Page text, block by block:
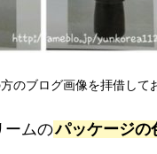
のブログ画像を拝借して
ームのパッケージの